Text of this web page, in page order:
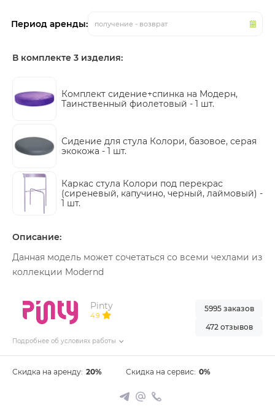
Период аренды: получение - возврат
В комплекте 3 изделия:
Комплект сидение+спинка на Модерн,
Таинственный фиолетовый - 1 шт.
Сидение для стула Колори, базовое, серая
экокожа - 1 шт.
Каркас стула Колори под перекрас
(сиреневый, капучино, черный, лаймовый) -
1 шт.
Описание:
Данная модель может сочетаться со всеми чехлами из
коллекции Modernd
Pinty
4.9
Подробнее об условиях работы
5995 заказов
472 отзывов
Скидка на аренду: 20% Скидка на сервис: 0%